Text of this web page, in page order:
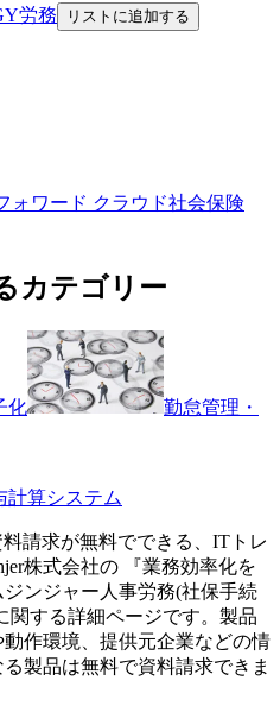
労務 リストに追加する
ォワード クラウド社会保険
カテゴリー
化 勤怠管理・
計算システム
請求が無料でできる、ITトレ
株式会社の 『業務効率化を
ジンジャー人事労務(社保手続
関する詳細ページです。製品
作環境、提供元企業などの情
製品は無料で資料請求できま